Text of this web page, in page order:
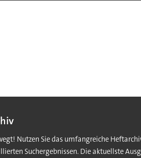
Nutzen Sie das umfangreiche
Suchergebnissen. Die aktuellste